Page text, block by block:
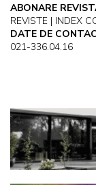
ABONARE
REVISTE | INDEX
DATE DE
021-336.04.16